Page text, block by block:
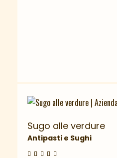
Sugo alle verdure
Antipasti e Sughi